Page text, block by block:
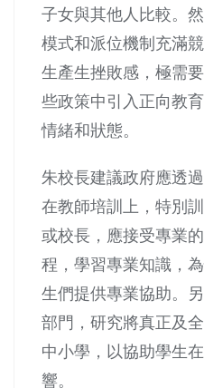
子女與其他人比較。
模式和派位機制充滿
生產生挫敗感，極需
些政策中引入正向教
情緒和狀態。
朱校長建議政府應透
在教師培訓上，特別
或校長，應接受專業
程，學習專業知識，
生們提供專業協助。
部門，研究將真正及
中小學，以協助學生
響。